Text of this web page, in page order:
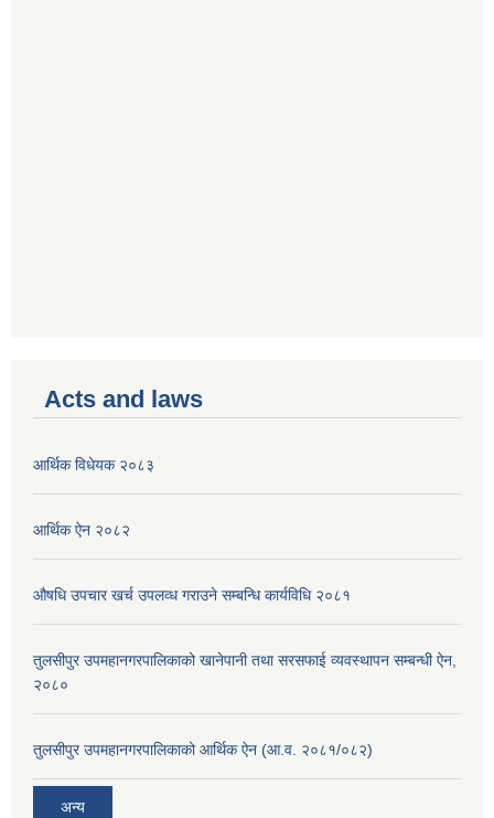
Acts and laws
आर्थिक विधेयक २०८३
आर्थिक ऐन २०८२
औषधि उपचार खर्च उपलव्ध गराउने सम्बन्धि कार्यविधि २०८१
तुलसीपुर उपमहानगरपालिकाको खानेपानी तथा सरसफाई व्यवस्थापन सम्बन्धी ऐन,
२०८०
तुलसीपुर उपमहानगरपालिकाको आर्थिक ऐन (आ.व. २०८१/०८२)
अन्य